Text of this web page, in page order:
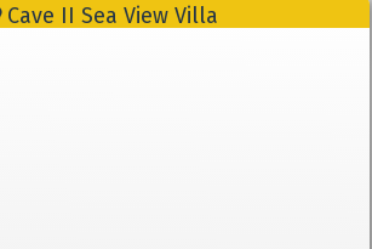
Cave II Sea View Villa